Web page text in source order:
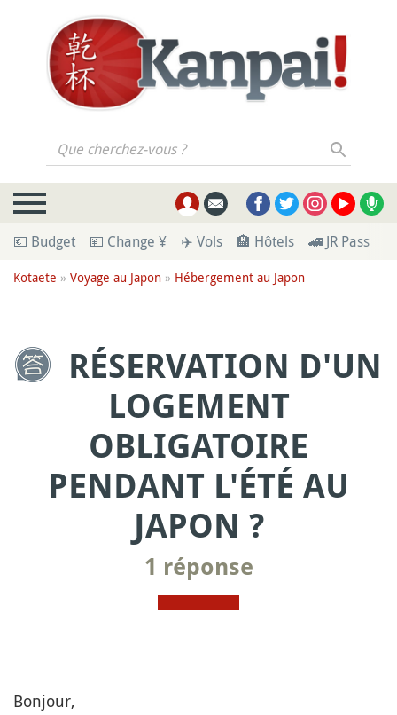
Que cherchez-vous ?
💶 Budget 💴 Change ¥ ✈️ Vols 🏨 Hôtels 🚄 JR Pass
Kotaete » Voyage au Japon » Hébergement au Japon
RÉSERVATION D'UN
LOGEMENT
OBLIGATOIRE
PENDANT L'ÉTÉ AU
JAPON ?
1 réponse
Bonjour,